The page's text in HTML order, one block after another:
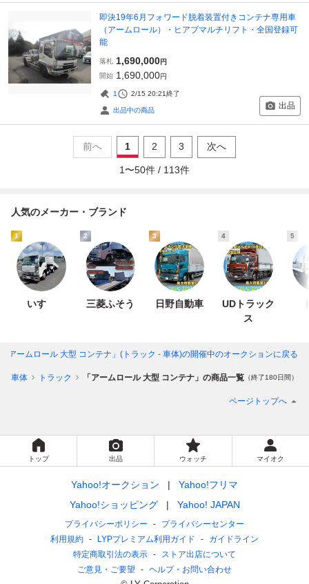
即決19年6月フォワード脱着装置付きコンテナ専用車
（アームロール）・ヒアブマルチリフト・全国登録可
能
落札 1,690,000円
開始 1,690,000円
1 2/15 20:21終了
出品中の商品 出品
前へ 1 2 3 次へ
1 〜50件 / 113件
人気のメーカー・ブランド
1
いすゞ
2
三菱ふそう
3
日野自動車
4
UDトラック
ス
5
「アームロール 大型 コンテナ」(トラック - 車体)の開催中のオークションに戻る
車体 トラック 「アームロール 大型 コンテナ」の商品一覧 （終了180日間）
ページトップへ
トップ 出品 ウォッチ マイオク
Yahoo!オークション
Yahoo!フリマ
Yahoo!ショッピング
Yahoo! JAPAN
プライバシーポリシー
プライバシーセンター
利用規約
LYPプレミアム利用ガイド
ガイドライン
特定商取引法の表示
ストア出店について
ご意見・ご要望
ヘルプ・お問い合わせ